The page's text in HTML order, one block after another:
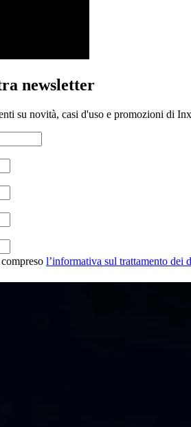
newsletter
su novità, casi d'uso e promozioni di
l’informativa sul trattamento dei